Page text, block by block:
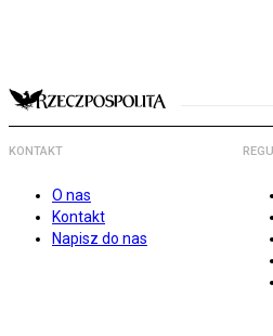
KONTAKT
O nas
Kontakt
Napisz do nas